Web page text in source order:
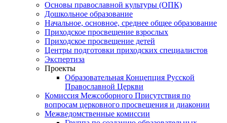
Основы православной культуры (ОПК)
Дошкольное образование
Начальное, основное, среднее общее образование
Приходское просвещение взрослых
Приходское просвещение детей
Центры подготовки приходских специалистов
Экспертиза
Проекты
Образовательная Концепция Русской
Православной Церкви
Комиссия Межсоборного Присутствия по
вопросам церковного просвещения и диаконии
Межведомственные комиссии